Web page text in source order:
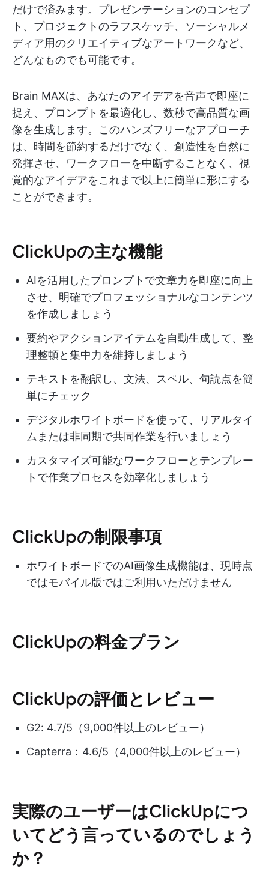
だけで済みます。プレゼンテーションのコンセプ
ト、プロジェクトのラフスケッチ、ソーシャルメ
ディア用のクリエイティブなアートワークなど、
どんなものでも可能です。
Brain MAXは、あなたのアイデアを音声で即座に
捉え、プロンプトを最適化し、数秒で高品質な画
像を生成します。このハンズフリーなアプローチ
は、時間を節約するだけでなく、創造性を自然に
発揮させ、ワークフローを中断することなく、視
覚的なアイデアをこれまで以上に簡単に形にする
ことができます。
ClickUpの主な機能
AIを活用したプロンプトで文章力を即座に向上
させ、明確でプロフェッショナルなコンテンツ
を作成しましょう
要約やアクションアイテムを自動生成して、整
理整頓と集中力を維持しましょう
テキストを翻訳し、文法、スペル、句読点を簡
単にチェック
デジタルホワイトボードを使って、リアルタイ
ムまたは非同期で共同作業を行いましょう
カスタマイズ可能なワークフローとテンプレー
トで作業プロセスを効率化しましょう
ClickUpの制限事項
ホワイトボードでのAI画像生成機能は、現時点
ではモバイル版ではご利用いただけません
ClickUpの料金プラン
ClickUpの評価とレビュー
G2: 4.7/5（9,000件以上のレビュー）
Capterra：4.6/5（4,000件以上のレビュー）
実際のユーザーはClickUpにつ
いてどう言っているのでしょう
か？